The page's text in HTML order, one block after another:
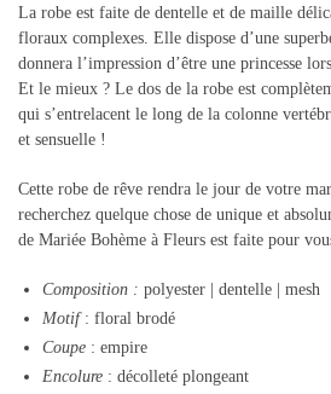
La robe est faite de dentelle et de maille
floraux complexes. Elle dispose d’une
donnera l’impression d’être une princesse
Et le mieux ? Le dos de la robe est
qui s’entrelacent le long de la colonne
et sensuelle !
Cette robe de rêve rendra le jour de votre
recherchez quelque chose de unique et
de Mariée Bohème à Fleurs est faite pour
Composition : polyester | dentelle | mesh
Motif: floral brodé
Coupe : empire
Encolure : décolleté plongeant